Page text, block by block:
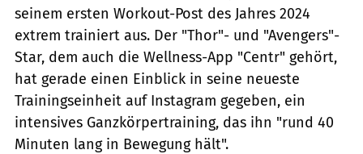
seinem ersten Workout-Post des Jahres 2024
extrem trainiert aus. Der "Thor"- und "Avengers"-
Star, dem auch die Wellness-App "Centr" gehört,
hat gerade einen Einblick in seine neueste
Trainingseinheit auf Instagram gegeben, ein
intensives Ganzkörpertraining, das ihn "rund 40
Minuten lang in Bewegung hält".